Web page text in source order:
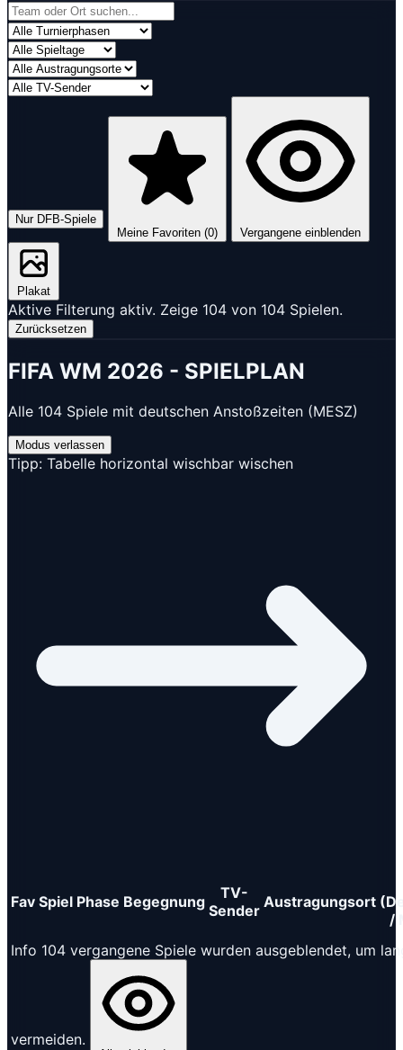
Nur DFB-Spiele
Meine Favoriten (0) Vergangene einblenden
Plakat
Aktive Filterung aktiv. Zeige 104 von 104 Spielen.
Zurücksetzen
FIFA WM 2026 - SPIELPLAN
Alle 104 Spiele mit deutschen Anstoßzeiten (MESZ)
Modus verlassen
Tipp: Tabelle horizontal wischbar wischen
Fav Spiel Phase Begegnung
TV-
Sender Austragungsort
/
Info 104 vergangene Spiele wurden ausgeblendet, um
vermeiden.